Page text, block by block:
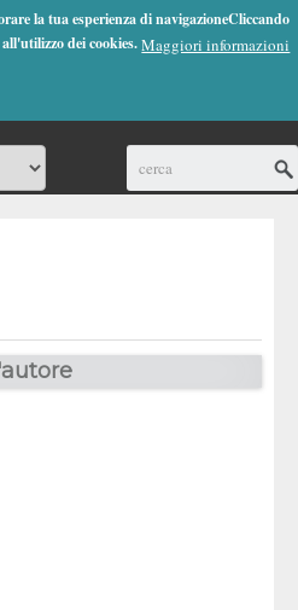
la tua esperienza di navigazioneCliccando
dei cookies.Maggiori informazioni
(0)